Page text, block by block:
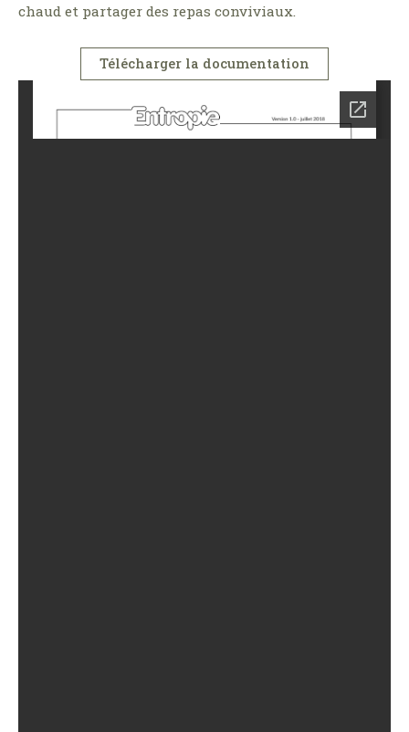
chaud et partager des repas conviviaux.
Télécharger la documentation